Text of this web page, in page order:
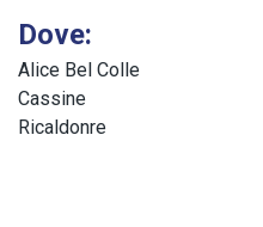
Dove:
Alice Bel Colle
Cassine
Ricaldonre